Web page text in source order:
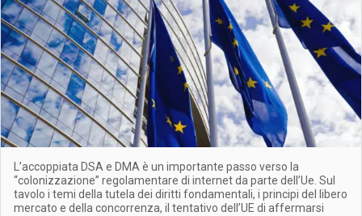
L’accoppiata DSA e DMA è un importante passo verso la
“colonizzazione” regolamentare di internet da parte dell’Ue. Sul
tavolo i temi della tutela dei diritti fondamentali, i principi del libero
mercato e della concorrenza, il tentativo dell’UE di affermarsi